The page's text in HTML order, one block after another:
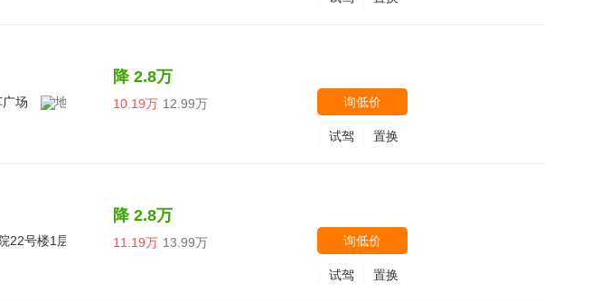
场
降 2.8万
10.19万 12.99万 询低价
置换
试驾
22号楼1层101
降 2.8万
11.19万 13.99万 询低价
置换
试驾